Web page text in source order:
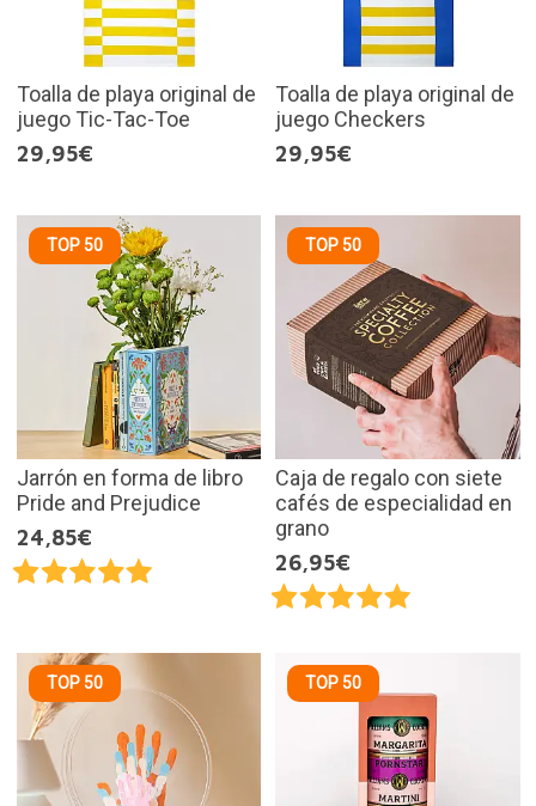
Toalla de playa original de
juego Tic-Tac-Toe
29,95€
Toalla de playa original de
juego Checkers
29,95€
TOP 50
Jarrón en forma de libro
Pride and Prejudice
24,85€
TOP 50
Caja de regalo con siete
cafés de especialidad en
grano
26,95€
TOP 50 TOP 50